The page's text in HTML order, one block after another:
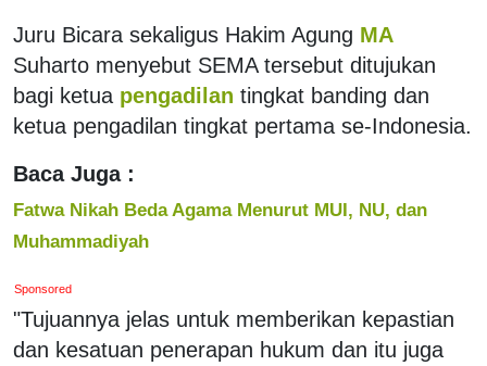
Juru Bicara sekaligus Hakim Agung MA
Suharto menyebut SEMA tersebut ditujukan
bagi ketua pengadilan tingkat banding dan
ketua pengadilan tingkat pertama se-Indonesia.
Baca Juga :
Fatwa Nikah Beda Agama Menurut MUI, NU, dan
Muhammadiyah
Sponsored
"Tujuannya jelas untuk memberikan kepastian
dan kesatuan penerapan hukum dan itu juga